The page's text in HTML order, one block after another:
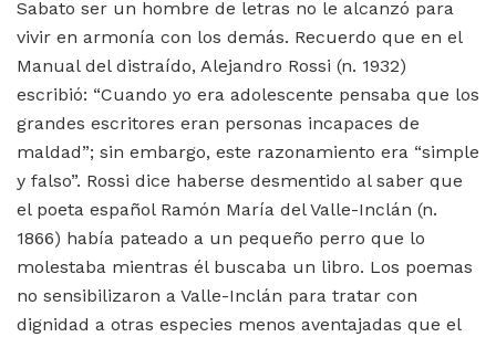
Sabato ser un hombre de letras no le alcanzó para
vivir en armonía con los demás. Recuerdo que en el
Manual del distraído, Alejandro Rossi (n. 1932)
escribió: “Cuando yo era adolescente pensaba que los
grandes escritores eran personas incapaces de
maldad”; sin embargo, este razonamiento era “simple
y falso”. Rossi dice haberse desmentido al saber que
el poeta español Ramón María del Valle-Inclán (n.
1866) había pateado a un pequeño perro que lo
molestaba mientras él buscaba un libro. Los poemas
no sensibilizaron a Valle-Inclán para tratar con
dignidad a otras especies menos aventajadas que el